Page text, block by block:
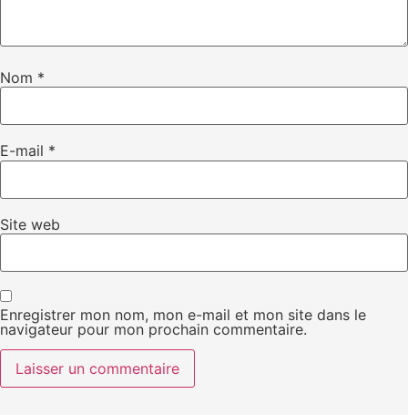
Nom *
E-mail *
Site web
Enregistrer mon nom, mon e-mail et mon site dans le
navigateur pour mon prochain commentaire.